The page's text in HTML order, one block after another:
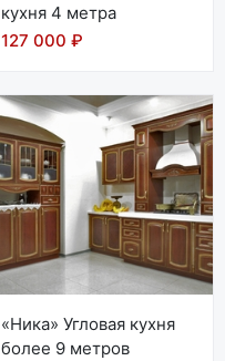
кухня 4 метра
127 000 ₽
«Ника» Угловая кухня
более 9 метров